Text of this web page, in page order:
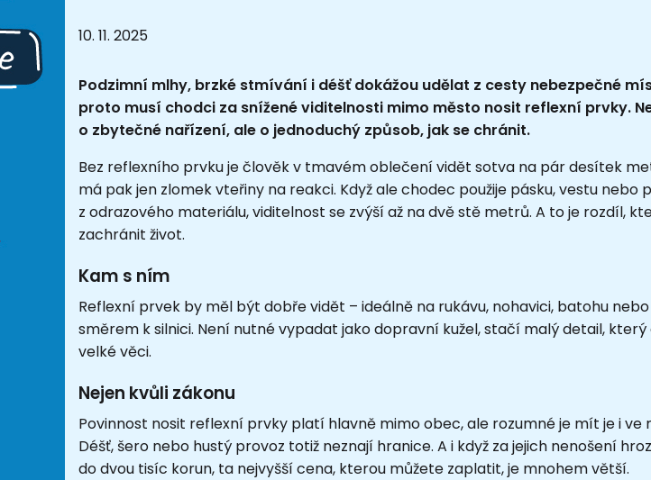
10. 11. 2025
Podzimní mlhy, brzké stmívání i déšť dokážou udělat z cesty nebezpečné
proto musí chodci za snížené viditelnosti mimo město nosit reflexní prvky.
o zbytečné nařízení, ale o jednoduchý způsob, jak se chránit.
Bez reflexního prvku je člověk v tmavém oblečení vidět sotva na pár desítek
má pak jen zlomek vteřiny na reakci. Když ale chodec použije pásku, vestu nebo
z odrazového materiálu, viditelnost se zvýší až na dvě stě metrů. A to je rozdíl,
zachránit život.
Kam s ním
Reflexní prvek by měl být dobře vidět – ideálně na rukávu, nohavici, batohu
směrem k silnici. Není nutné vypadat jako dopravní kužel, stačí malý detail, který
velké věci.
Nejen kvůli zákonu
Povinnost nosit reflexní prvky platí hlavně mimo obec, ale rozumné je mít je i ve
Déšť, šero nebo hustý provoz totiž neznají hranice. A i když za jejich nenošení
do dvou tisíc korun, ta nejvyšší cena, kterou můžete zaplatit, je mnohem větší.